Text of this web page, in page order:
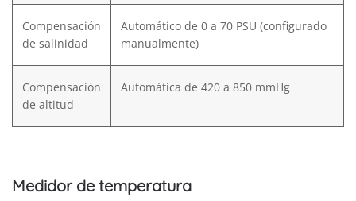
Compensación
de salinidad
Automático de 0 a 70 PSU (configurado
manualmente)
Compensación
de altitud
Automática de 420 a 850 mmHg
Medidor de temperatura